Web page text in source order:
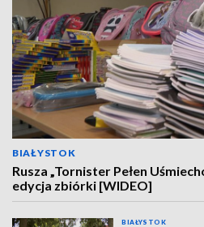
BIAŁYSTOK
Rusza „Tornister Pełen
edycja zbiórki [WIDEO]
BIAŁYSTOK